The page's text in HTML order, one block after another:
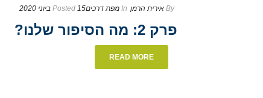
By אירית הרמן In מפת דרכים Posted 15 ביוני 2020
פרק 2: מה הסיפור שלנו?
READ MORE